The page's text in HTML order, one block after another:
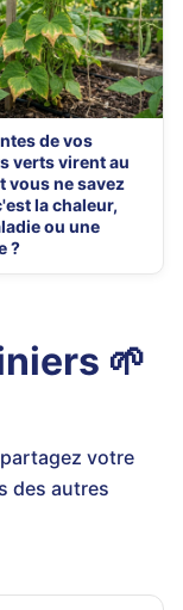
de vos
verts virent au
vous ne savez
la chaleur,
ou une
?
🌱
votre
des autres